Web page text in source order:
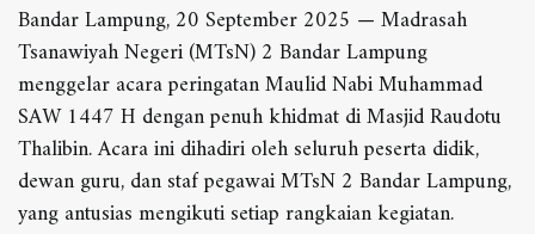
Bandar Lampung, 20 September 2025 — Madrasah
Tsanawiyah Negeri (MTsN) 2 Bandar Lampung
menggelar acara peringatan Maulid Nabi Muhammad
SAW 1447 H dengan penuh khidmat di Masjid Raudotu
Thalibin. Acara ini dihadiri oleh seluruh peserta didik,
dewan guru, dan staf pegawai MTsN 2 Bandar Lampung,
yang antusias mengikuti setiap rangkaian kegiatan.